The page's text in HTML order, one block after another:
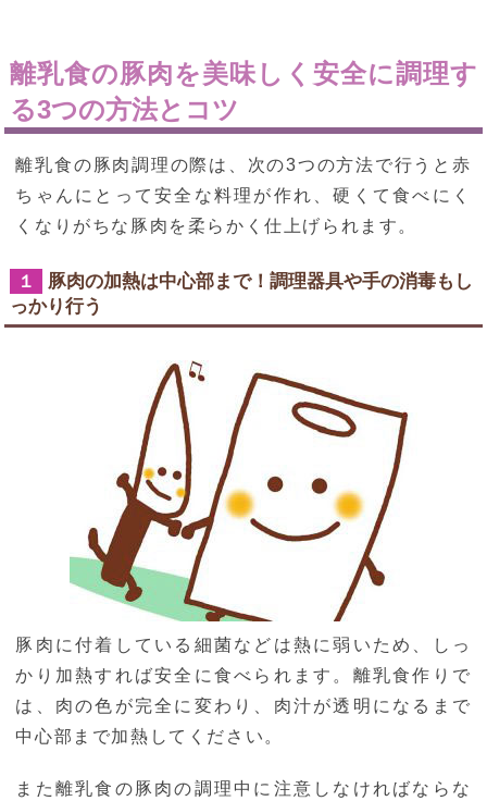
離乳食の豚肉を美味しく安全に調理す
る3つの方法とコツ
離乳食の豚肉調理の際は、次の3つの方法で行うと赤
ちゃんにとって安全な料理が作れ、硬くて食べにく
くなりがちな豚肉を柔らかく仕上げられます。
１
豚肉の加熱は中心部まで！調理器具や手の消毒もし
っかり行う
豚肉に付着している細菌などは熱に弱いため、しっ
かり加熱すれば安全に食べられます。離乳食作りで
は、肉の色が完全に変わり、肉汁が透明になるまで
中心部まで加熱してください。
また離乳食の豚肉の調理中に注意しなければならな